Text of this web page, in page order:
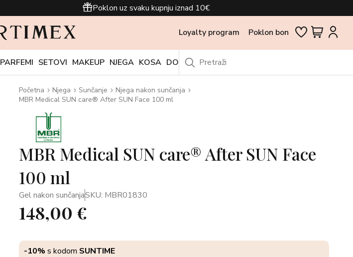
Poklon uz svaku kupnju iznad 10€
Loyalty program Poklon bon
PARFEMI SETOVI MAKEUP NJEGA KOSA DODACI OUTLET
Početna Njega Sunčanje
Njega nakon sunčanja
MBR Medical SUN care® After SUN Face 100 ml
MBR Medical SUN care® After SUN Face
100 ml
Gel nakon sunčanjaSKU: MBR01830
148,00 €
-10% s kodom SUNTIME